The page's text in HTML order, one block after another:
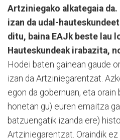
Artziniegako alkategaia
izan da udal-
ditu, baina EAJk beste lau
Hauteskundeak irabazita,
Hodei baten gainean gaude
izan da Artziniegarentzat.
egon da gobernuan, eta
honetan gu) euren emaitza
batzuengatik izanda ere)
Artziniegarentzat. Oraindik